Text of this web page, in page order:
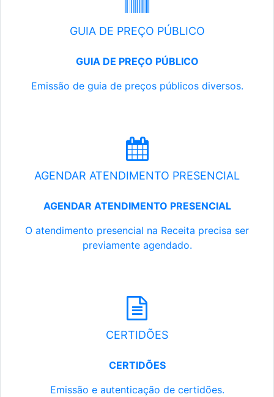
GUIA DE PREÇO PÚBLICO
GUIA DE PREÇO PÚBLICO
Emissão de guia de preços públicos diversos.
AGENDAR ATENDIMENTO PRESENCIAL
AGENDAR ATENDIMENTO PRESENCIAL
O atendimento presencial na Receita precisa ser
previamente agendado.
CERTIDÕES
CERTIDÕES
Emissão e autenticação de certidões.